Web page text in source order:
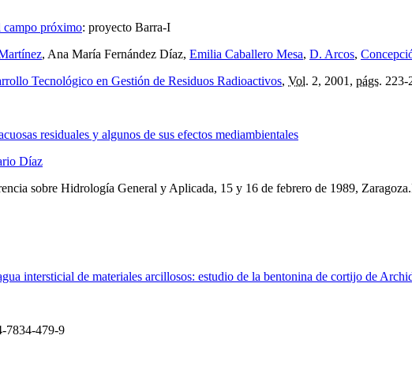
campo próximo: proyecto Barra-I
, Ana María Fernández Díaz, Emilia Caballero Mesa, D. Arcos,
Tecnológico en Gestión de Residuos Radioactivos, Vol. 2, 2001, págs. 223-
residuales y algunos de sus efectos mediambientales
Díaz
sobre Hidrología General y Aplicada, 15 y 16 de febrero de 1989,
intersticial de materiales arcillosos: estudio de la bentonina de cortijo de
7834-479-9